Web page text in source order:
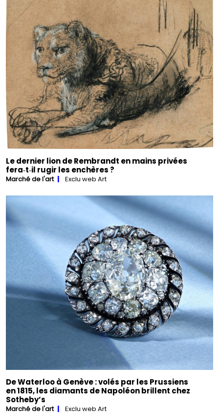
Le dernier lion de Rembrandt en mains privées
fera‑t‑il rugir les enchères ?
Marché de l'art Exclu web Art
De Waterloo à Genève : volés par les Prussiens
en 1815, les diamants de Napoléon brillent chez
Sotheby’s
Marché de l'art Exclu web Art